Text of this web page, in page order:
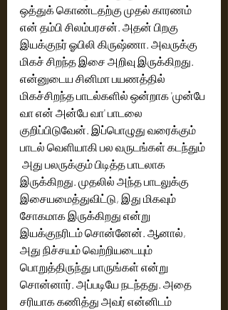
ஒத்துக் கொண்டதற்கு முதல் காரணம்
என் தம்பி சிலம்பரசன். அதன் பிறகு
இயக்குநர் ஓபிலி கிருஷ்ணா. அவருக்கு
மிகச் சிறந்த இசை அறிவு இருக்கிறது.
என்னுடைய சினிமா பயணத்தில்
மிகச்சிறந்த பாடல்களில் ஒன்றாக 'முன்பே
வா என் அன்பே வா' பாடலை
குறிப்பிடுவேன். இப்பொழுது வரைக்கும்
பாடல் வெளியாகி பல வருடங்கள் கடந்தும்
அது பலருக்கும் பிடித்த பாடலாக
இருக்கிறது. முதலில் அந்த பாடலுக்கு
இசையமைத்துவிட்டு, இது மிகவும்
சோகமாக இருக்கிறது என்று
இயக்குநரிடம் சொன்னேன். ஆனால்,
அது நிச்சயம் வெற்றியடையும்
பொறுத்திருந்து பாருங்கள் என்று
சொன்னார். அப்படியே நடந்தது. அதை
சரியாக கணித்து அவர் என்னிடம்